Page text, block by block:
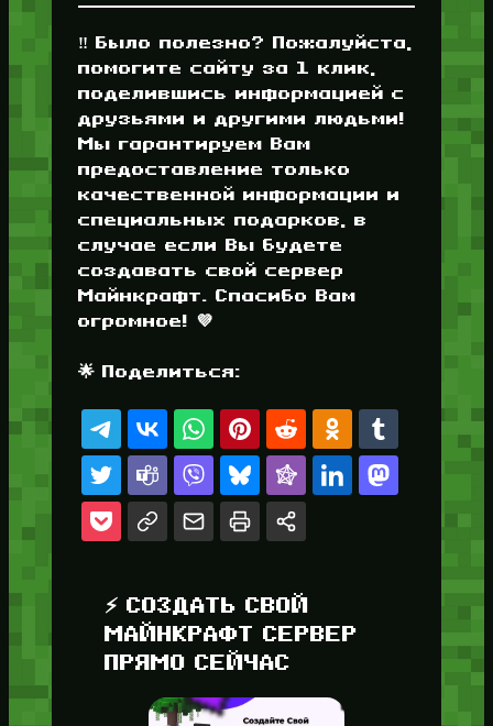
‼️ Было полезно? Пожалуйста,
помогите сайту за 1 клик,
поделившись информацией с
друзьями и другими людьми!
Мы гарантируем Вам
предоставление только
качественной информации и
специальных подарков, в
случае если Вы будете
создавать свой сервер
Майнкрафт. Спасибо Вам
огромное! 💜
🌟 Поделиться:
⚡ СОЗДАТЬ СВОЙ
МАЙНКРАФТ СЕРВЕР
ПРЯМО СЕЙЧАС